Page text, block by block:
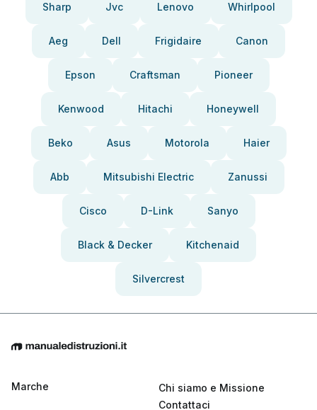
Sharp Jvc Lenovo Whirlpool
Aeg Dell Frigidaire Canon
Epson Craftsman Pioneer
Kenwood Hitachi Honeywell
Beko Asus Motorola Haier
Abb Mitsubishi Electric Zanussi
Cisco D-Link Sanyo
Black & Decker Kitchenaid
Silvercrest
Marche
Chi siamo e Missione
Contattaci